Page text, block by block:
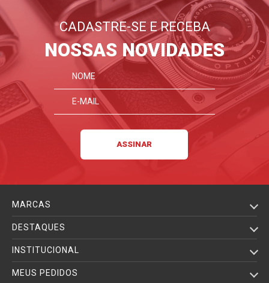
CADASTRE-SE E RECEBA
NOSSAS NOVIDADES
MARCAS
DESTAQUES
INSTITUCIONAL
MEUS PEDIDOS